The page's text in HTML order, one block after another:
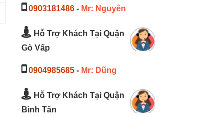
0903181486- Mr: Nguyên
Hỗ Trợ Khách Tại Quận
Gò Vấp
0904985685- Mr: Dũng
Hỗ Trợ Khách Tại Quận
Bình Tân